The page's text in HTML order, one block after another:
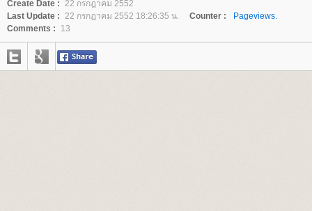
Create Date : 22 กรกฎาคม 2552
Last Update : 22 กรกฎาคม 2552 18:26:35 น. Counter :
Pageviews.
Comments :
13